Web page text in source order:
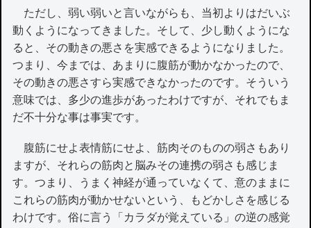
ただし、弱い弱いと言いながらも、当初よりはだいぶ
動くようになってきました。そして、少し動くようにな
ると、その動きの悪さを実感できるようになりました。
つまり、今までは、あまりに腹筋が動かなかったので、
その動きの悪さすら実感できなかったのです。そういう
意味では、多少の進歩があったわけですが、それでもま
だ不十分な事は事実です。
腹筋にせよ表情筋にせよ、筋肉そのものの弱さもあり
ますが、それらの筋肉と脳みその連携の弱さも感じま
す。つまり、うまく神経が通っていなくて、意のままに
これらの筋肉が動かせないという、もどかしさを感じる
わけです。俗に言う「カラダが覚えている」の逆の感覚